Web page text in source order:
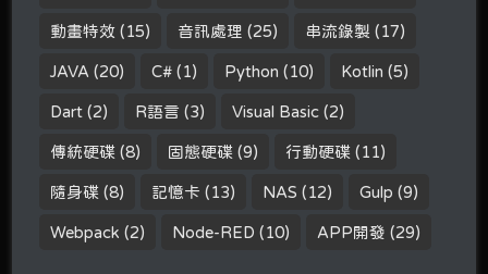
動畫特效 (15) 音訊處理 (25) 串流錄製 (17)
JAVA (20) C# (1) Python (10) Kotlin (5)
Dart (2) R語言 (3) Visual Basic (2)
傳統硬碟 (8) 固態硬碟 (9) 行動硬碟 (11)
隨身碟 (8) 記憶卡 (13) NAS (12) Gulp (9)
Webpack (2) Node-RED (10) APP開發 (29)